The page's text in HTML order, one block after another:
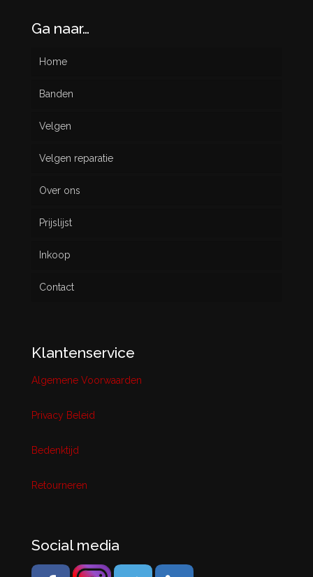
Ga naar…
Home
Banden
Nieuw
Gebruikt
Velgen
Velgen reparatie
Over ons
Prijslijst
Inkoop
Contact
Klantenservice
Algemene Voorwaarden
Privacy Beleid
Bedenktijd
Retourneren
Social media